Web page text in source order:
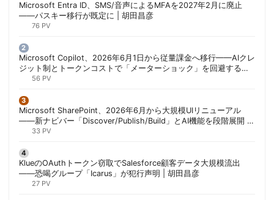
Microsoft Entra ID、SMS/音声によるMFAを2027年2月に廃止
——パスキー移行が既定に | 胡田昌彦
76 PV
Microsoft Copilot、2026年6月1日から従量課金へ移行——AIクレ
ジット制とトークンコストで「メーターショック」を回避する方
法 | 胡田昌彦
56 PV
Microsoft SharePoint、2026年6月から大規模UIリニューアル
——新ナビバー「Discover/Publish/Build」とAI機能を段階展開 |
胡田昌彦
33 PV
KlueのOAuthトークン窃取でSalesforce顧客データ大規模流出
——恐喝グループ「Icarus」が犯行声明 | 胡田昌彦
27 PV